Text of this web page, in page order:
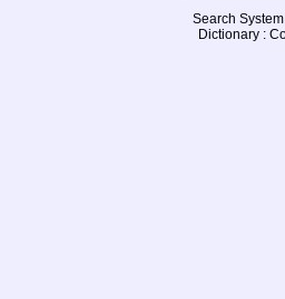
Search
Dictionary :